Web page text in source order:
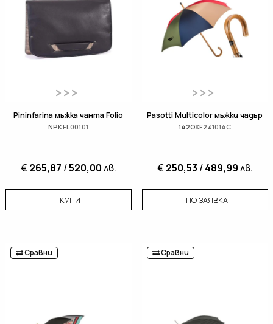
Pininfarina мъжка чанта Folio
NPKFL00101
€ 265,87 /520,00лв.
КУПИ
Pasotti Multicolor мъжки чадър
142OXF241014C
€ 250,53 /489,99лв.
ПО ЗАЯВКА
Сравни Сравни